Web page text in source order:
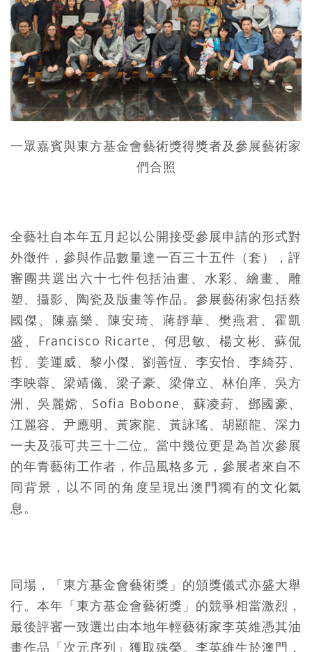
一眾嘉賓與東方基金會藝術獎得獎者及參展藝術家
們合照
全藝社自本年五月起以公開接受參展申請的形式對
外徵件，參與作品數量達一百三十五件（套），評
審團共選出六十七件包括油畫、水彩、繪畫、雕
塑、攝影、陶瓷及版畫等作品。參展藝術家包括蔡
國傑、陳嘉樂、陳安琦、蔣靜華、樊燕君、霍凱
盛、Francisco Ricarte、何思敏、楊文彬、蘇侃
哲、姜運威、黎小傑、劉善恆、李安怡、李綺芬、
李映蓉、梁靖儀、梁子豪、梁偉立、林伯庠、吳方
洲、吳麗嫦、Sofia Bobone、蘇凌葑、鄧國豪、
江麗容、尹應明、黃家龍、黃詠瑤、胡顯龍、深力
一夫及張可共三十二位。當中幾位更是為首次參展
的年青藝術工作者，作品風格多元，參展者來自不
同背景，以不同的角度呈現出澳門獨有的文化氣
息。
同場，「東方基金會藝術獎」的頒獎儀式亦盛大舉
行。本年「東方基金會藝術獎」的競爭相當激烈，
最後評審一致選出由本地年輕藝術家李英維憑其油
畫作品「次元序列」獲取殊榮。李英維生於澳門，